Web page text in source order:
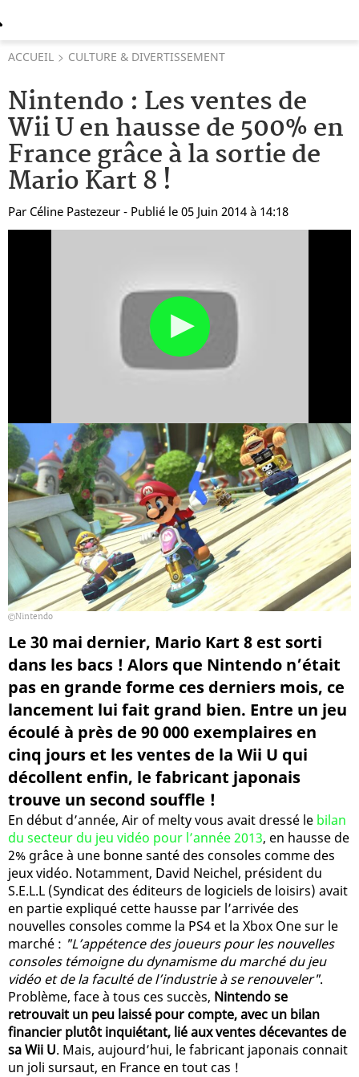
ACCUEIL CULTURE & DIVERTISSEMENT
Nintendo : Les ventes de
Wii U en hausse de 500% en
France grâce à la sortie de
Mario Kart 8 !
Par Céline Pastezeur - Publié le 05 Juin 2014 à 14:18
Nintendo
Le 30 mai dernier, Mario Kart 8 est sorti
dans les bacs ! Alors que Nintendo n’était
pas en grande forme ces derniers mois, ce
lancement lui fait grand bien. Entre un jeu
écoulé à près de 90 000 exemplaires en
cinq jours et les ventes de la Wii U qui
décollent enfin, le fabricant japonais
trouve un second souffle !
En début d’année, Air of melty vous avait dressé le bilan
du secteur du jeu vidéo pour l’année 2013, en hausse de
2% grâce à une bonne santé des consoles comme des
jeux vidéo. Notamment, David Neichel, président du
S.E.L.L (Syndicat des éditeurs de logiciels de loisirs) avait
en partie expliqué cette hausse par l’arrivée des
nouvelles consoles comme la PS4 et la Xbox One sur le
marché : "L’appétence des joueurs pour les nouvelles
consoles témoigne du dynamisme du marché du jeu
vidéo et de la faculté de l’industrie à se renouveler".
Problème, face à tous ces succès, Nintendo se
retrouvait un peu laissé pour compte, avec un bilan
financier plutôt inquiétant, lié aux ventes décevantes de
sa Wii U. Mais, aujourd’hui, le fabricant japonais connait
un joli sursaut, en France en tout cas !